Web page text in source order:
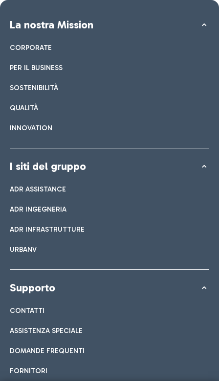
La nostra Mission
CORPORATE
PER IL BUSINESS
SOSTENIBILITÀ
QUALITÀ
INNOVATION
I siti del gruppo
ADR ASSISTANCE
ADR INGEGNERIA
ADR INFRASTRUTTURE
URBANV
Supporto
CONTATTI
ASSISTENZA SPECIALE
DOMANDE FREQUENTI
FORNITORI